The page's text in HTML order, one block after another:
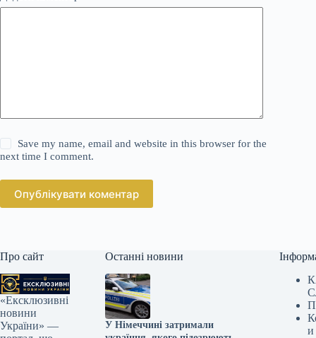
Save my name, email and website in this browser for the
next time I comment.
Опублікувати коментар
Про сайт
«Ексклюзивні
новини
України» —
Останні новини
У Німеччині затримали
и